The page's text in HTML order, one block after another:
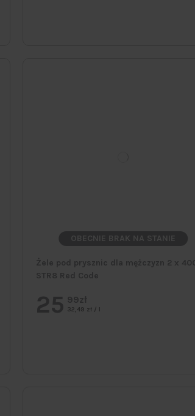
OBECNIE BRAK NA STANIE
Żele pod prysznic dla mężczyzn 2 x
STR8 Red Code
25 99zł
32,49 zł / l